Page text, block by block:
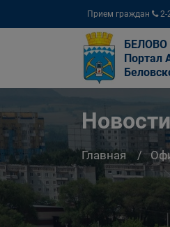
Прием граждан 2-
БЕЛОВО
Портал
Главная